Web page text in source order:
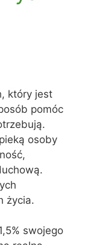
który jest
pomóc
osoby
życia.
swojego